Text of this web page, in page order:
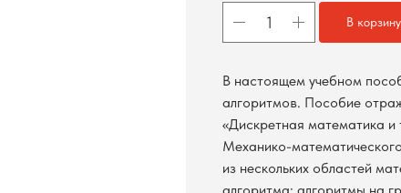
В корзину
В настоящем учебном
алгоритмов. Пособие
«Дискретная математика и
Механико-
из нескольких областей